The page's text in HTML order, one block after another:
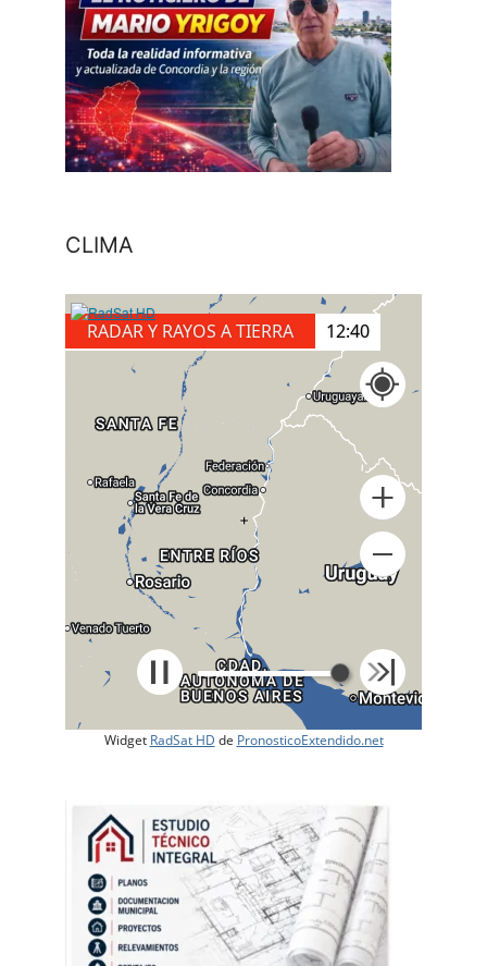
CLIMA
RADAR Y RAYOS A TIERRA 12:40
+
Widget RadSat HD de PronosticoExtendido.net